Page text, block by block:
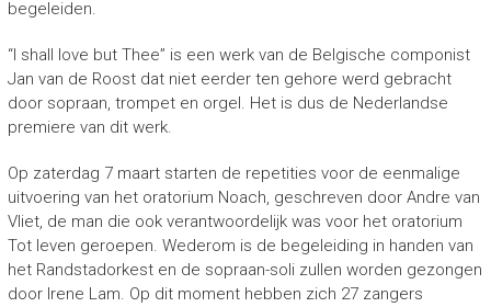
begeleiden.
“I shall love but Thee” is een werk van de Belgische componist
Jan van de Roost dat niet eerder ten gehore werd gebracht
door sopraan, trompet en orgel. Het is dus de Nederlandse
premiere van dit werk.
Op zaterdag 7 maart starten de repetities voor de eenmalige
uitvoering van het oratorium Noach, geschreven door Andre van
Vliet, de man die ook verantwoordelijk was voor het oratorium
Tot leven geroepen. Wederom is de begeleiding in handen van
het Randstadorkest en de sopraan-soli zullen worden gezongen
door Irene Lam. Op dit moment hebben zich 27 zangers